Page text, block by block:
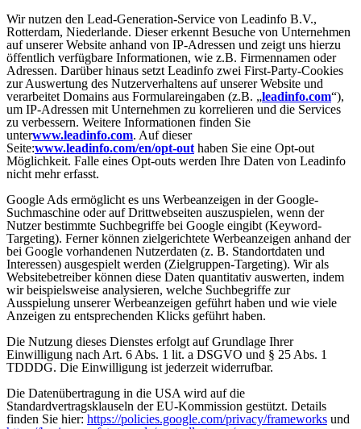
Wir nutzen den Lead-Generation-Service von Leadinfo B.V.,
Rotterdam, Niederlande. Dieser erkennt Besuche von Unternehmen
auf unserer Website anhand von IP-Adressen und zeigt uns hierzu
öffentlich verfügbare Informationen, wie z.B. Firmennamen oder
Adressen. Darüber hinaus setzt Leadinfo zwei First-Party-Cookies
zur Auswertung des Nutzerverhaltens auf unserer Website und
verarbeitet Domains aus Formulareingaben (z.B. „leadinfo.com“),
um IP-Adressen mit Unternehmen zu korrelieren und die Services
zu verbessern. Weitere Informationen finden Sie
unterwww.leadinfo.com. Auf dieser
Seite:www.leadinfo.com/en/opt-out haben Sie eine Opt-out
Möglichkeit. Falle eines Opt-outs werden Ihre Daten von Leadinfo
nicht mehr erfasst.
Google Ads ermöglicht es uns Werbeanzeigen in der Google-
Suchmaschine oder auf Drittwebseiten auszuspielen, wenn der
Nutzer bestimmte Suchbegriffe bei Google eingibt (Keyword-
Targeting). Ferner können zielgerichtete Werbeanzeigen anhand der
bei Google vorhandenen Nutzerdaten (z. B. Standortdaten und
Interessen) ausgespielt werden (Zielgruppen-Targeting). Wir als
Websitebetreiber können diese Daten quantitativ auswerten, indem
wir beispielsweise analysieren, welche Suchbegriffe zur
Ausspielung unserer Werbeanzeigen geführt haben und wie viele
Anzeigen zu entsprechenden Klicks geführt haben.
Die Nutzung dieses Dienstes erfolgt auf Grundlage Ihrer
Einwilligung nach Art. 6 Abs. 1 lit. a DSGVO und § 25 Abs. 1
TDDDG. Die Einwilligung ist jederzeit widerrufbar.
Die Datenübertragung in die USA wird auf die
Standardvertragsklauseln der EU-Kommission gestützt. Details
finden Sie hier: https://policies.google.com/privacy/frameworks und